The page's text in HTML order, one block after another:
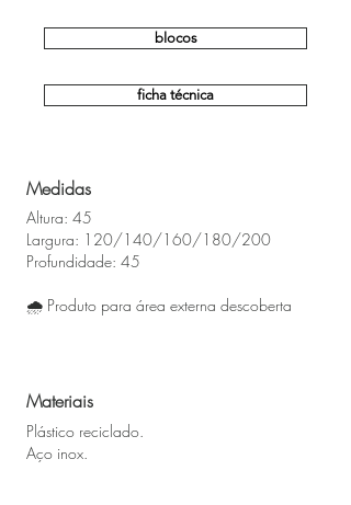
blocos
ficha técnica
Medidas
Altura: 45
Largura: 120/140/160/180/200
Profundidade: 45
​🌧 Produto para área externa descoberta
Materiais
Plástico reciclado.
Aço inox.